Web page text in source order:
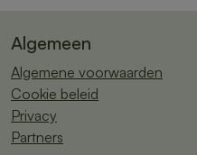
Algemeen
Algemene voorwaarden
Cookie beleid
Privacy
Partners